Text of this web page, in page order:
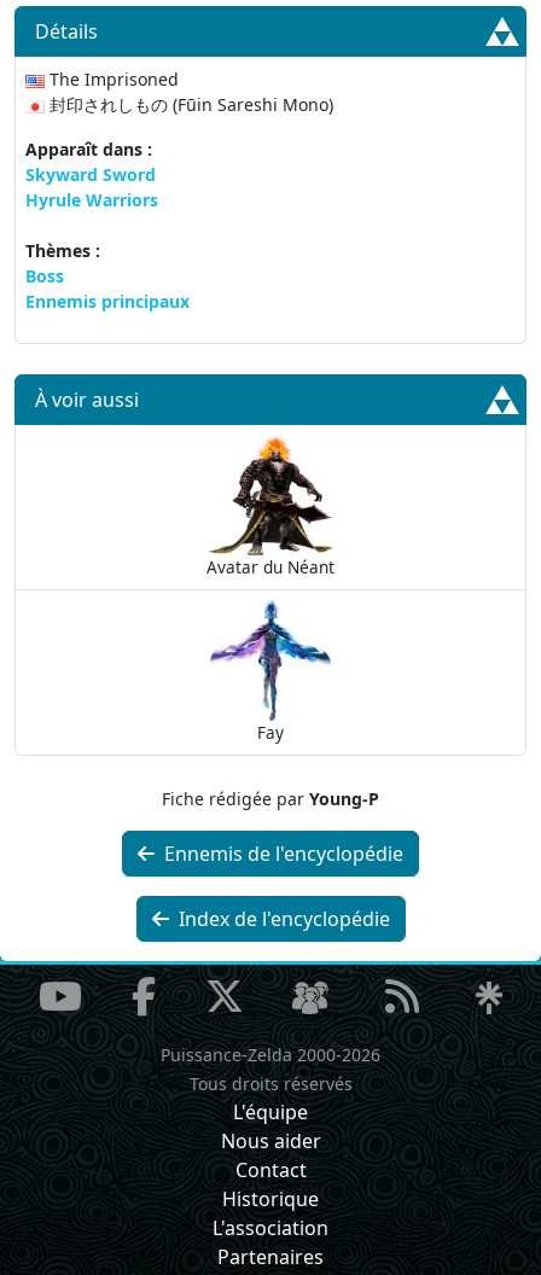
Détails
The Imprisoned
封印されしもの (Fūin Sareshi Mono)
Apparaît dans :
Skyward Sword
Hyrule Warriors
Thèmes :
Boss
Ennemis principaux
À voir aussi
Avatar du Néant
Fay
Fiche rédigée par Young-P
Ennemis de l'encyclopédie
Index de l'encyclopédie
Puissance-Zelda 2000-2026
Tous droits réservés
L'équipe
Nous aider
Contact
Historique
L'association
Partenaires